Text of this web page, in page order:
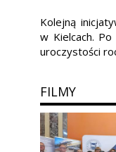
Kolejną
w Kielcach.
uroczystości
FILMY